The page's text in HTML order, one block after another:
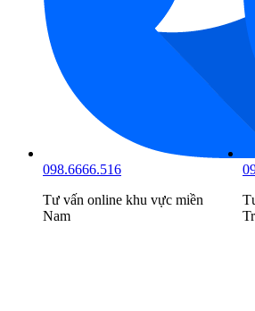
098.6666.516
Tư vấn online khu vực miền
Nam